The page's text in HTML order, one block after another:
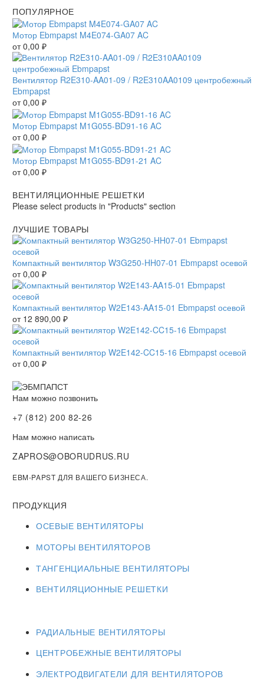
ПОПУЛЯРНОЕ
Мотор Ebmpapst M4E074-GA07 AC
от0,00 ₽
Вентилятор R2E310-AA01-09 / R2E310AA0109 центробежный
Ebmpapst
от0,00 ₽
Мотор Ebmpapst M1G055-BD91-16 AC
от0,00 ₽
Мотор Ebmpapst M1G055-BD91-21 AC
от0,00 ₽
ВЕНТИЛЯЦИОННЫЕ РЕШЕТКИ
Please select products in "Products" section
ЛУЧШИЕ ТОВАРЫ
Компактный вентилятор W3G250-HH07-01 Ebmpapst осевой
от0,00 ₽
Компактный вентилятор W2E143-AA15-01 Ebmpapst осевой
от 12 890,00 ₽
Компактный вентилятор W2E142-CC15-16 Ebmpapst осевой
от0,00 ₽
Нам можно позвонить
+7 (812) 200 82-26
Нам можно написать
ZAPROS@OBORUDRUS.RU
EBM-PAPST ДЛЯ ВАШЕГО БИЗНЕСА.
ПРОДУКЦИЯ
ОСЕВЫЕ ВЕНТИЛЯТОРЫ
МОТОРЫ ВЕНТИЛЯТОРОВ
ТАНГЕНЦИАЛЬНЫЕ ВЕНТИЛЯТОРЫ
ВЕНТИЛЯЦИОННЫЕ РЕШЕТКИ
РАДИАЛЬНЫЕ ВЕНТИЛЯТОРЫ
ЦЕНТРОБЕЖНЫЕ ВЕНТИЛЯТОРЫ
ЭЛЕКТРОДВИГАТЕЛИ ДЛЯ ВЕНТИЛЯТОРОВ